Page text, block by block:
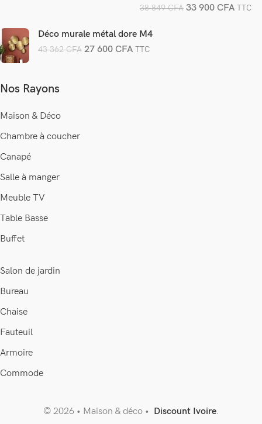
38 849CFA 33 900 CFA TTC
Déco murale métal dore M4
43 362CFA 27 600CFA TTC
Nos Rayons
Maison & Déco
Chambre à coucher
Canapé
Salle à manger
Meuble TV
Table Basse
Buffet
Salon de jardin
Bureau
Chaise
Fauteuil
Armoire
Commode
© 2026 • Maison & déco • Discount Ivoire.